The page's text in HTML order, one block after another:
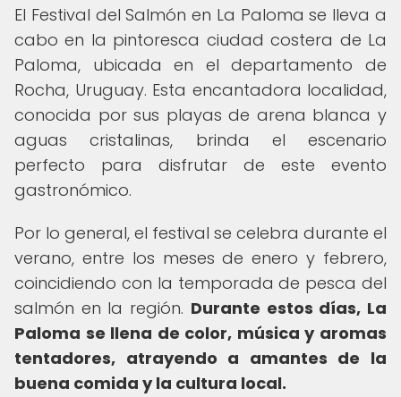
El Festival del Salmón en La Paloma se lleva a
cabo en la pintoresca ciudad costera de La
Paloma, ubicada en el departamento de
Rocha, Uruguay. Esta encantadora localidad,
conocida por sus playas de arena blanca y
aguas cristalinas, brinda el escenario
perfecto para disfrutar de este evento
gastronómico.
Por lo general, el festival se celebra durante el
verano, entre los meses de enero y febrero,
coincidiendo con la temporada de pesca del
salmón en la región. Durante estos días, La
Paloma se llena de color, música y aromas
tentadores, atrayendo a amantes de la
buena comida y la cultura local.